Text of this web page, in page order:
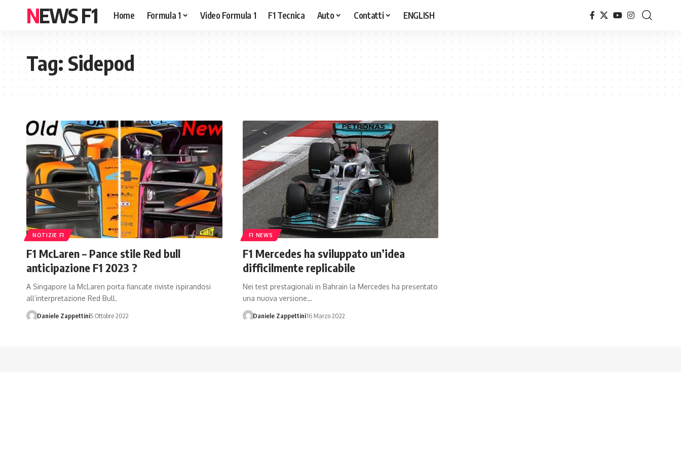
NEWS F1 Home Formula 1 Video Formula 1 F1 Tecnica Auto Contatti ENGLISH
Tag:Sidepod
NOTIZIE F1
F1 McLaren – Pance stile Red bull
anticipazione F1 2023 ?
A Singapore la McLaren porta fiancate riviste ispirandosi
all’interpretazione Red Bull.
Daniele Zappettini5 Ottobre 2022
F1 NEWS
F1 Mercedes ha sviluppato un’idea
difficilmente replicabile
Nei test prestagionali in Bahrain la Mercedes ha presentato
una nuova versione…
Daniele Zappettini16 Marzo 2022